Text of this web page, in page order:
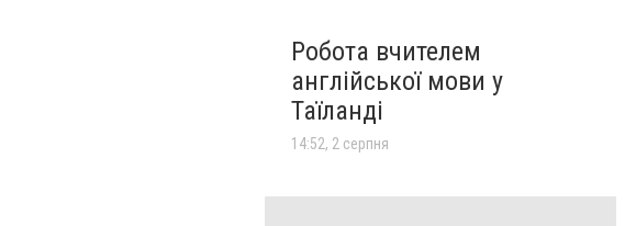
Робота вчителем
англійської мови у
Таїланді
14:52, 2 серпня